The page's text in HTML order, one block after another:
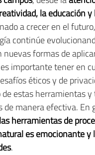
la educación y
a crecer en el
continúe
nuevas formas de
importante tener en
éticos y de
de estas herramientas
de manera efectiva. En
herramientas de
es emocionante y
.